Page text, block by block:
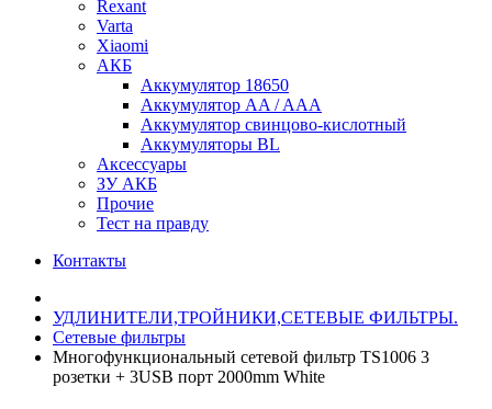
Rexant
Varta
Xiaomi
АКБ
Аккумулятор 18650
Аккумулятор AA / AAA
Аккумулятор свинцово-кислотный
Аккумуляторы BL
Аксессуары
ЗУ АКБ
Прочие
Тест на правду
Контакты
УДЛИНИТЕЛИ,ТРОЙНИКИ,СЕТЕВЫЕ ФИЛЬТРЫ.
Сетевые фильтры
Многофункциональный сетевой фильтр TS1006 3
розетки + 3USB порт 2000mm White